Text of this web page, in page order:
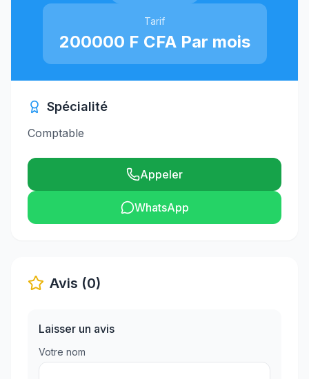
Tarif
200000 F CFA Par mois
Spécialité
Comptable
Appeler
WhatsApp
Avis (0)
Laisser un avis
Votre nom